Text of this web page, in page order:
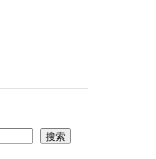
搜索